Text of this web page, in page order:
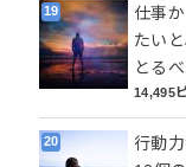
仕事
たい
とる
14,495
行動